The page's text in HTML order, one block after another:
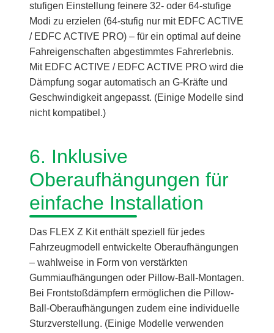
stufigen Einstellung feinere 32- oder 64-stufige
Modi zu erzielen (64-stufig nur mit EDFC ACTIVE
/ EDFC ACTIVE PRO) – für ein optimal auf deine
Fahreigenschaften abgestimmtes Fahrerlebnis.
Mit EDFC ACTIVE / EDFC ACTIVE PRO wird die
Dämpfung sogar automatisch an G-Kräfte und
Geschwindigkeit angepasst. (Einige Modelle sind
nicht kompatibel.)
6. Inklusive
Oberaufhängungen für
einfache Installation
Das FLEX Z Kit enthält speziell für jedes
Fahrzeugmodell entwickelte Oberaufhängungen
– wahlweise in Form von verstärkten
Gummiaufhängungen oder Pillow-Ball-Montagen.
Bei Frontstoßdämpfern ermöglichen die Pillow-
Ball-Oberaufhängungen zudem eine individuelle
Sturzverstellung. (Einige Modelle verwenden